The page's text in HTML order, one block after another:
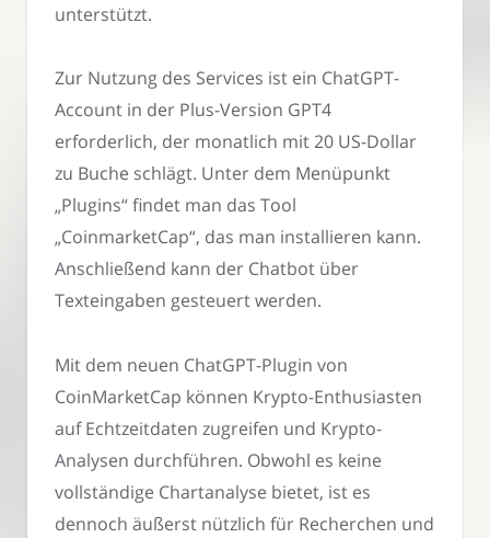
unterstützt.
Zur Nutzung des Services ist ein ChatGPT-
Account in der Plus-Version GPT4
erforderlich, der monatlich mit 20 US-Dollar
zu Buche schlägt. Unter dem Menüpunkt
„Plugins“ findet man das Tool
„CoinmarketCap“, das man installieren kann.
Anschließend kann der Chatbot über
Texteingaben gesteuert werden.
Mit dem neuen ChatGPT-Plugin von
CoinMarketCap können Krypto-Enthusiasten
auf Echtzeitdaten zugreifen und Krypto-
Analysen durchführen. Obwohl es keine
vollständige Chartanalyse bietet, ist es
dennoch äußerst nützlich für Recherchen und